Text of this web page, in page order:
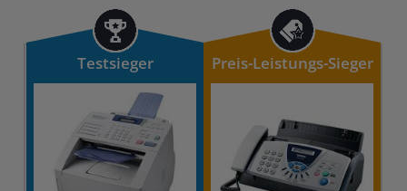
Testsieger Preis-Leistungs-Sieger